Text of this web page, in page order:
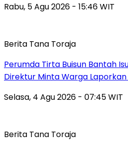
Rabu, 5 Agu 2026 - 15:46 WIT
Berita Tana Toraja
Perumda Tirta Buisun Bantah
Direktur Minta Warga
Selasa, 4 Agu 2026 - 07:45 WIT
Berita Tana Toraja